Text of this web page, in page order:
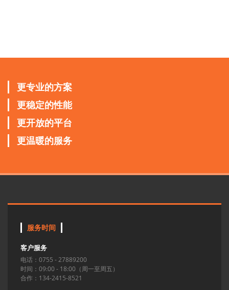
更专业的方案
更稳定的性能
更开放的平台
更温暖的服务
服务时间
客户服务
电话：0755 - 27889200
时间：09:00 - 18:00（周一至周五）
合作：134-2415-8521